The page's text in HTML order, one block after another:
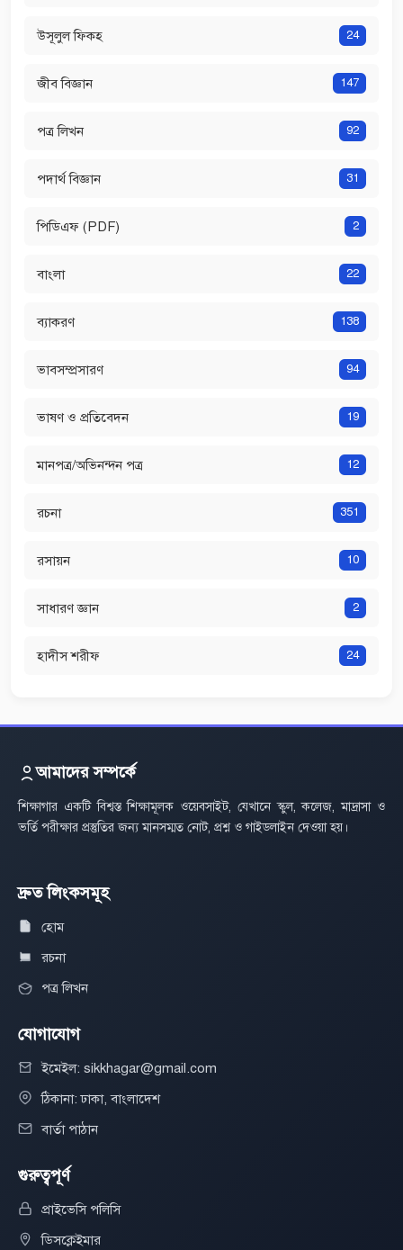
উসূলুল ফিকহ 24
জীব বিজ্ঞান 147
পত্র লিখন 92
পদার্থ বিজ্ঞান 31
পিডিএফ (PDF) 2
বাংলা 22
ব্যাকরণ 138
ভাবসম্প্রসারণ 94
ভাষণ ও প্রতিবেদন 19
মানপত্র/অভিনন্দন পত্র 12
রচনা 351
রসায়ন 10
সাধারণ জ্ঞান 2
হাদীস শরীফ 24
আমাদের সম্পর্কে
শিক্ষাগার একটি বিশ্বস্ত শিক্ষামূলক ওয়েবসাইট, যেখানে স্কুল, কলেজ, মাদ্রাসা ও
ভর্তি পরীক্ষার প্রস্তুতির জন্য মানসম্মত নোট, প্রশ্ন ও গাইডলাইন দেওয়া হয়।
দ্রুত লিংকসমূহ
হোম
রচনা
পত্র লিখন
যোগাযোগ
ইমেইল: sikkhagar@gmail.com
ঠিকানা: ঢাকা, বাংলাদেশ
বার্তা পাঠান
গুরুত্বপূর্ণ
প্রাইভেসি পলিসি
ডিসক্লেইমার